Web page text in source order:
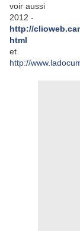
voir aussi
2012 -
http://
html
et
http://